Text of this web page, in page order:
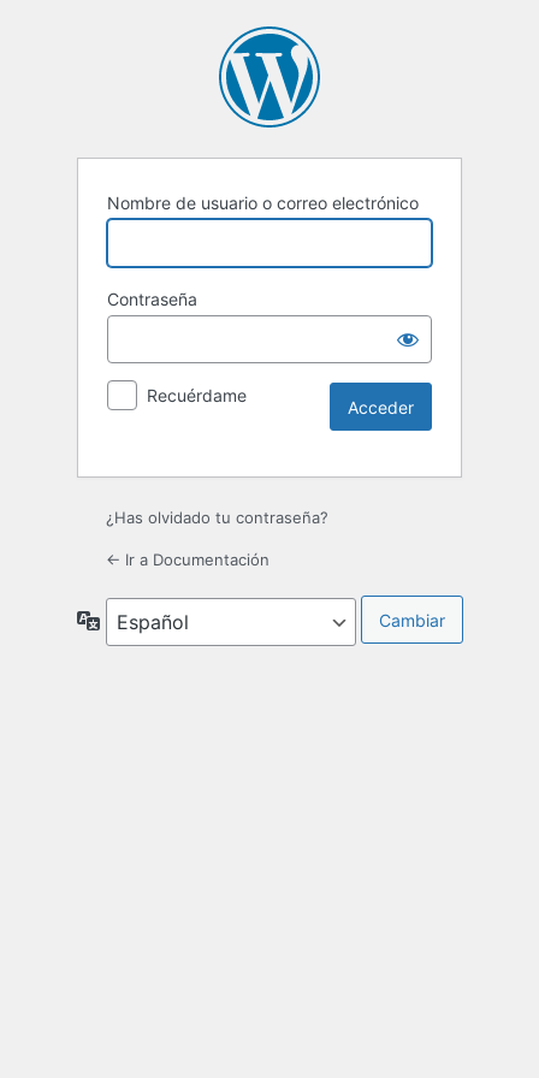
Nombre de usuario o correo electrónico
Contraseña
Recuérdame
¿Has olvidado tu contraseña?
← Ir a Documentación
Idioma